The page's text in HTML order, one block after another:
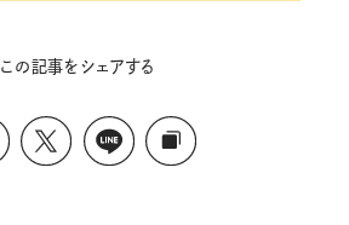
この記事をシェアする